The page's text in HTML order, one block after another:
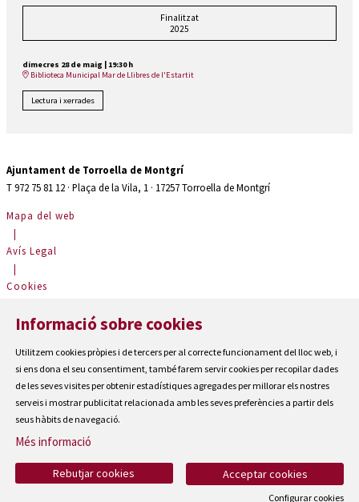
Finalitzat
2025
dimecres 28 de maig
19:30 h
Biblioteca Municipal Mar de Llibres de l'Estartit
Lectura i xerrades
Ajuntament de Torroella de Montgrí
T 972 75 81 12 · Plaça de la Vila, 1 · 17257 Torroella de Montgrí
Mapa del web
|
Avís Legal
|
Cookies
Contactar
Accessibilitat
Informació sobre cookies
Utilitzem cookies pròpies i de tercers per al correcte funcionament del lloc web, i
si ens dona el seu consentiment, també farem servir cookies per recopilar dades
de les seves visites per obtenir estadístiques agregades per millorar els nostres
serveis i mostrar publicitat relacionada amb les seves preferències a partir dels
seus hàbits de navegació.
Més informació
Acceptar cookies
Rebutjar cookies
Configurar cookies